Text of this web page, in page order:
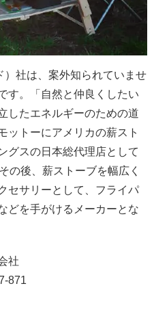
社は、案外知られていませ
す。「自然と仲良くしたい
したエネルギーのための道
ットーにアメリカの薪スト
グスの日本総代理店として
の後、薪ストーブを幅広く
セサリーとして、フライパ
どを手がけるメーカーとな
社
871